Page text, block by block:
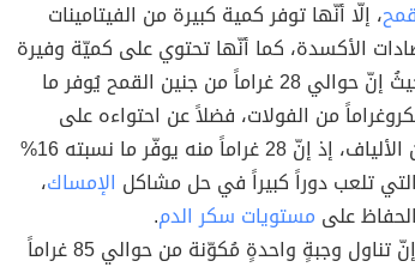
، إلّا أنّها توفر كمية كبيرة من الفيتامينات
الأكسدة، كما أنّها تحتوي على كميّة وفيرة
من الفولات؛ حيثُ إنّ حوالي 28 غراماً من جنين القمح يُوفر ما
78.7 ميكروغراماً من الفولات، فضلاً عن احتواءه على
نسبة عالية من الألياف، إذ إنّ 28 غراماً منه يوفّر ما نسبته 16%
تلعب دوراً كبيراً في حل مشاكل الإمساك،
على مستويات سكر الدم.
إنّ تناول وجبةٍ واحدةٍ مُكوّنة من حوالي 85 غراماً